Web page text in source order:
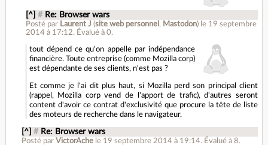
[^] # Re: Browser wars
Posté par Laurent J (site web personnel , Mastodon) le 19 septembre
2014 à 17:12. Évalué à 0.
tout dépend ce qu'on appelle par indépendance
financière. Toute entreprise (comme Mozilla corp)
est dépendante de ses clients, n'est pas ?
Et comme je l'ai dit plus haut, si Mozilla perd son principal client
(rappel, Mozilla corp vend de l'apport de trafic), d'autres seront
content d'avoir ce contrat d'exclusivité que procure la tête de liste
des moteurs de recherche dans le navigateur.
[^] # Re: Browser wars
Posté parVictorAche le 19 septembre 2014 à 19:14. Évalué à8.